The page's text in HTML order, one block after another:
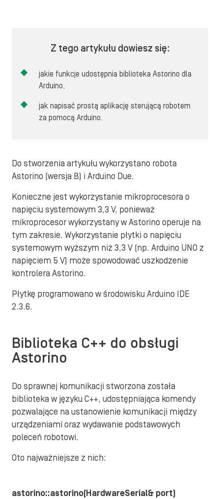
Z tego artykułu dowiesz się:
jakie funkcje udostępnia biblioteka Astorino dla
Arduino,
jak napisać prostą aplikację sterującą robotem
za pomocą Arduino.
Do stworzenia artykułu wykorzystano robota
Astorino (wersja B) i Arduino Due.
Konieczne jest wykorzystanie mikroprocesora o
napięciu systemowym 3,3 V, ponieważ
mikroprocesor wykorzystany w Astorino operuje na
tym zakresie. Wykorzystanie płytki o napięciu
systemowym wyższym niż 3,3 V (np. Arduino UNO z
napięciem 5 V) może spowodować uszkodzenie
kontrolera Astorino.
Płytkę programowano w środowisku Arduino IDE
2.3.6.
Biblioteka C++ do obsługi
Astorino
Do sprawnej komunikacji stworzona została
biblioteka w języku C++, udostępniająca komendy
pozwalające na ustanowienie komunikacji między
urządzeniami oraz wydawanie podstawowych
poleceń robotowi.
Oto najważniejsze z nich:
astorino::astorino(HardwareSerial& port)